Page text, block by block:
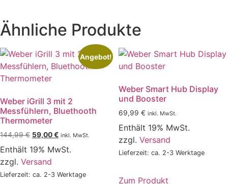
Ähnliche Produkte
Angebot!
Weber iGrill 3 mit 2
Messfühlern, Bluethooth
Thermometer
144,99€ Ursprünglicher
war:
144,99 €
59,00€Aktueller
ist:
inkl. MwSt.
Enthält 19% MwSt.
zzgl. Versand
Lieferzeit: ca. 2-3 Werktage
Weber Smart Hub Display
und Booster
69,99 € inkl. MwSt.
Enthält 19% MwSt.
zzgl. Versand
Lieferzeit: ca. 2-3 Werktage
Zum Produkt